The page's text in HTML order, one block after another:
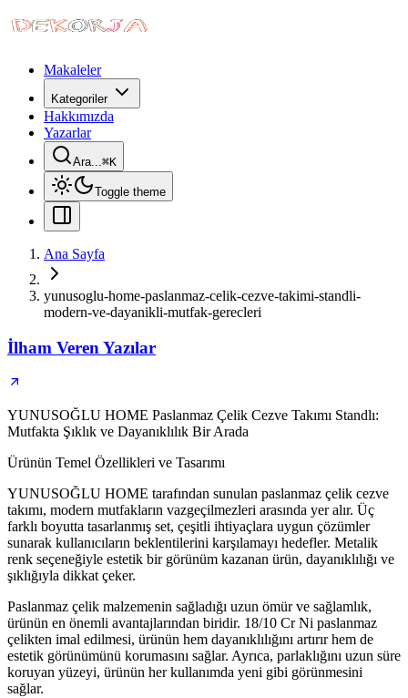
Makaleler
Kategoriler
Hakkımızda
Yazarlar
Ara...⌘K
Toggle theme
Ana Sayfa
yunusoglu-home-paslanmaz-celik-cezve-takimi-standli-
modern-ve-dayanikli-mutfak-gerecleri
İlham Veren Yazılar
YUNUSOĞLU HOME Paslanmaz Çelik Cezve Takımı Standlı:
Mutfakta Şıklık ve Dayanıklılık Bir Arada
Ürünün Temel Özellikleri ve Tasarımı
YUNUSOĞLU HOME tarafından sunulan paslanmaz çelik cezve
takımı, modern mutfakların vazgeçilmezleri arasında yer alır. Üç
farklı boyutta tasarlanmış set, çeşitli ihtiyaçlara uygun çözümler
sunarak kullanıcıların beklentilerini karşılamayı hedefler. Metalik
renk seçeneğiyle estetik bir görünüm kazanan ürün, dayanıklılığı ve
şıklığıyla dikkat çeker.
Paslanmaz çelik malzemenin sağladığı uzun ömür ve sağlamlık,
ürünün en önemli avantajlarından biridir. 18/10 Cr Ni paslanmaz
çelikten imal edilmesi, ürünün hem dayanıklılığını artırır hem de
estetik görünümünü korumasını sağlar. Ayrıca, parlaklığını uzun süre
koruyan yüzeyi, ürünün her kullanımda yeni gibi görünmesini
sağlar.